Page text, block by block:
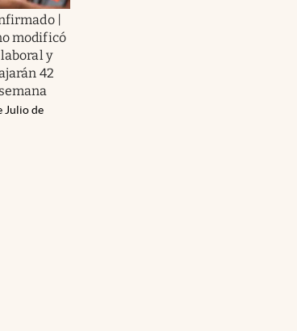
|
modificó
y
42
Julio de